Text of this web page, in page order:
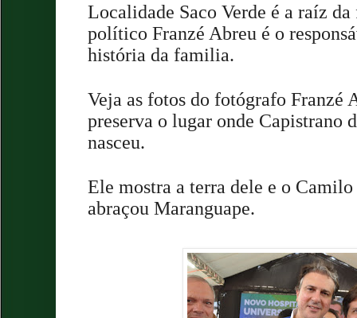
Localidade Saco Verde é a raíz
político Franzé Abreu é o
história da familia.
Veja as fotos do fotógrafo Franzé
preserva o lugar onde Capistrano
nasceu.
Ele mostra a terra dele e o
abraçou Maranguape.